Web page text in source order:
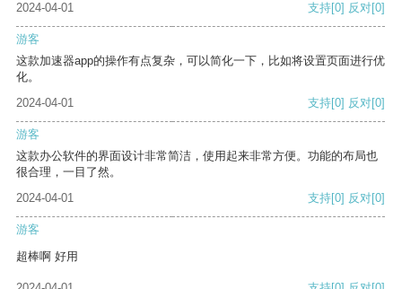
2024-04-01
支持[0] 反对[0]
游客
这款加速器app的操作有点复杂，可以简化一下，比如将设置页面进行优
化。
2024-04-01
支持[0] 反对[0]
游客
这款办公软件的界面设计非常简洁，使用起来非常方便。功能的布局也
很合理，一目了然。
2024-04-01
支持[0] 反对[0]
游客
超棒啊 好用